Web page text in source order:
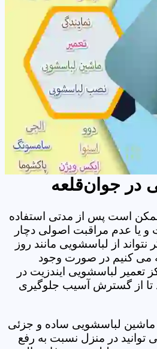
در جوان‌قلعه
است پس از مدتی استفاده
و یا عدم مراقبت اصولی دچار
نتواند از لباسشویی مانند روز
می کنیم در صورت وجود
تعمیر لباسشویی ایندزیت در
تا از گسترش آسیب جلوگیری
ماشین لباسشویی ساده و جزئی
توانید در منزل نسبت به رفع